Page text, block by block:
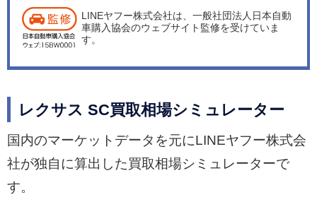
LINEヤフー株式会社は、一般社団法人日本自動
車購入協会のウェブサイト監修を受けていま
す。
レクサス SC買取相場シミュレーター
国内のマーケットデータを元にLINEヤフー株式会
社が独自に算出した買取相場シミュレーターで
す。